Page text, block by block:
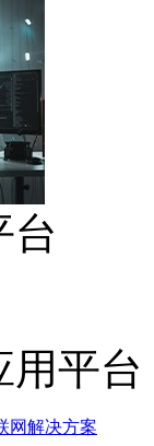
台
用平台
网解决方案